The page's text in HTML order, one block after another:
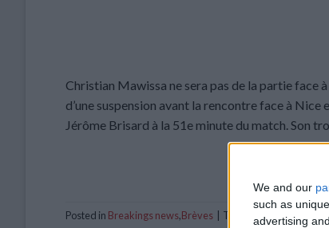
We and our
such as
advertising
Christian Mawissa ne sera pas de la partie face
d’une suspension avant la rencontre face à
Jérôme Brisard à la 51e minute du match. Son
Posted in Breakings news,Brèves Tagged AS Monaco